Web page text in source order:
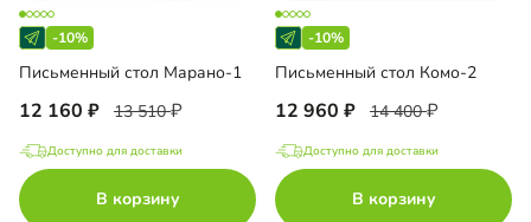
-10%
Письменный стол Марано-1
12 160 13 510
Доступно для доставки
В корзину
-10%
Письменный стол Комо-2
12 960 14 400
Доступно для доставки
В корзину